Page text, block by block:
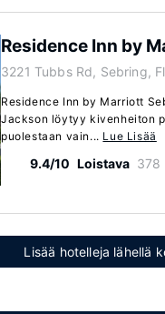
Residence Inn by
3221 Tubbs Rd, Sebring,
Residence Inn by Marriott
Jackson löytyy kivenheiton
puolestaan vain... Lue Lisää
9.4/10 Loistava 378
Lisää hotelleja lähellä